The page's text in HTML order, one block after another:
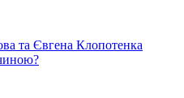
та Євгена Клопотенка